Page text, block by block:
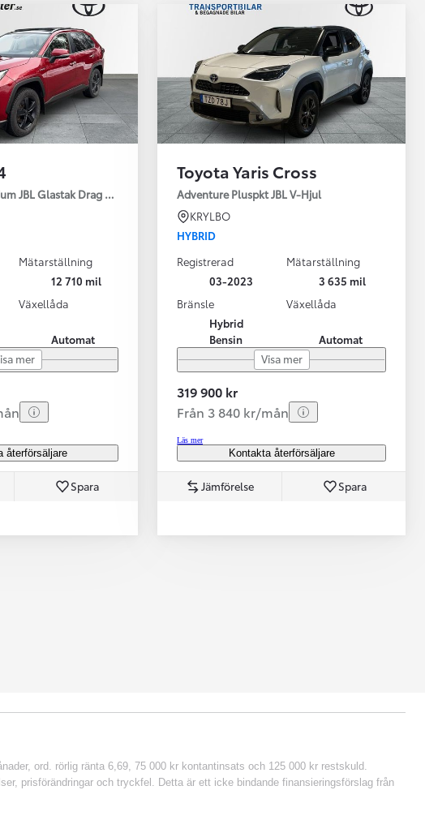
JBL Glastak Drag Motorv Vhjul
Mätarställning
12 710 mil
Växellåda
Automat
mer
återförsäljare
Spara
Toyota Yaris Cross
Adventure Pluspkt JBL V-Hjul
KRYLBO
HYBRID
Registrerad
03-2023
Mätarställning
3 635 mil
Bränsle
Hybrid
Bensin
Växellåda
Automat
Visa mer
319 900 kr
Från 3 840 kr/mån
Läs mer
Kontakta återförsäljare
Jämförelse Spara
ord. rörlig ränta 6,69, 75 000 kr kontantinsats och 125 000 kr restskuld.
prisförändringar och tryckfel. Detta är ett icke bindande finansieringsförslag från